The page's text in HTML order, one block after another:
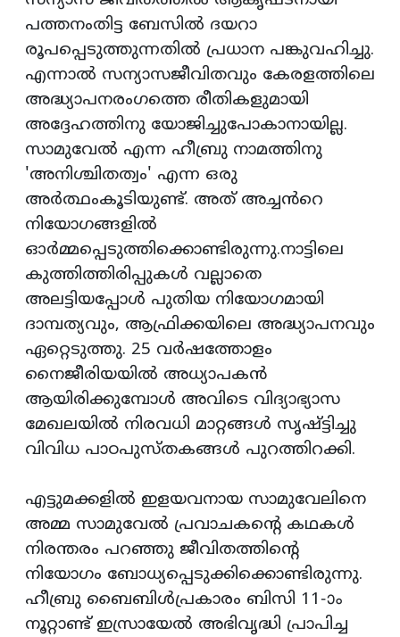
പത്തനംതിട്ട ബേസിൽ ദയറാ
രൂപപ്പെടുത്തുന്നതിൽ പ്രധാന പങ്കുവഹിച്ചു.
എന്നാൽ സന്യാസജീവിതവും കേരളത്തിലെ
അദ്ധ്യാപനരംഗത്തെ രീതികളുമായി
അദ്ദേഹത്തിനു യോജിച്ചുപോകാനായില്ല.
സാമുവേൽ എന്ന ഹീബ്രു നാമത്തിനു
'അനിശ്ചിതത്വം' എന്ന ഒരു
അർത്ഥംകൂടിയുണ്ട്. അത് അച്ചൻറെ
നിയോഗങ്ങളിൽ
ഓർമ്മപ്പെടുത്തിക്കൊണ്ടിരുന്നു.നാട്ടിലെ
കുത്തിത്തിരിപ്പുകൾ വല്ലാതെ
അലട്ടിയപ്പോൾ പുതിയ നിയോഗമായി
ദാമ്പത്യവും, ആഫ്രിക്കയിലെ അദ്ധ്യാപനവും
ഏറ്റെടുത്തു. 25 വർഷത്തോളം
നൈജീരിയയിൽ അധ്യാപകൻ
ആയിരിക്കുമ്പോൾ അവിടെ വിദ്യാഭ്യാസ
മേഖലയിൽ നിരവധി മാറ്റങ്ങൾ സൃഷ്ട്ടിച്ചു
വിവിധ പാഠപുസ്തകങ്ങൾ പുറത്തിറക്കി.
എട്ടുമക്കളിൽ ഇളയവനായ സാമുവേലിനെ
അമ്മ സാമുവേൽ പ്രവാചകന്റെ കഥകൾ
നിരന്തരം പറഞ്ഞു ജീവിതത്തിന്റെ
നിയോഗം ബോധ്യപ്പെടുക്കിക്കൊണ്ടിരുന്നു.
ഹീബ്രു ബൈബിൾപ്രകാരം ബിസി 11-ാം
നൂറ്റാണ്ട് ഇസ്രായേൽ അഭിവൃദ്ധി പ്രാപിച്ച